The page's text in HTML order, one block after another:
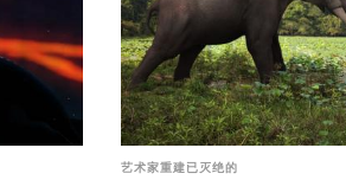
艺术家重建已灭绝的